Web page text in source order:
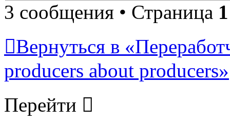
3 сообщения • Страница 1
Вернуться в
producers about producers»
Перейти